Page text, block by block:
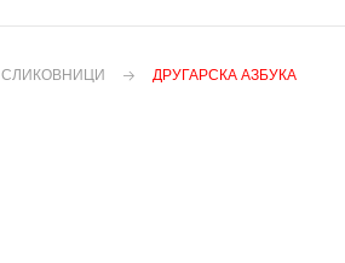
СЛИКОВНИЦИ ДРУГАРСКА АЗБУКА